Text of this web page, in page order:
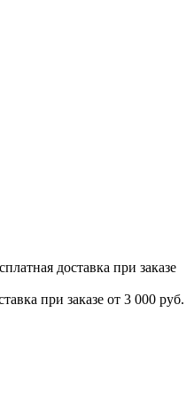
доставка при заказе
при заказе от 3 000 руб.